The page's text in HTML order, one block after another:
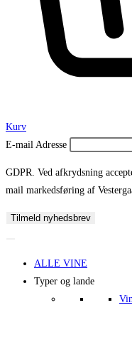
Kurv
E-mail Adresse
GDPR. Ved afkrydsning
mail markedsføring af
Tilmeld nyhedsbrev
ALLE VINE
Typer og lande